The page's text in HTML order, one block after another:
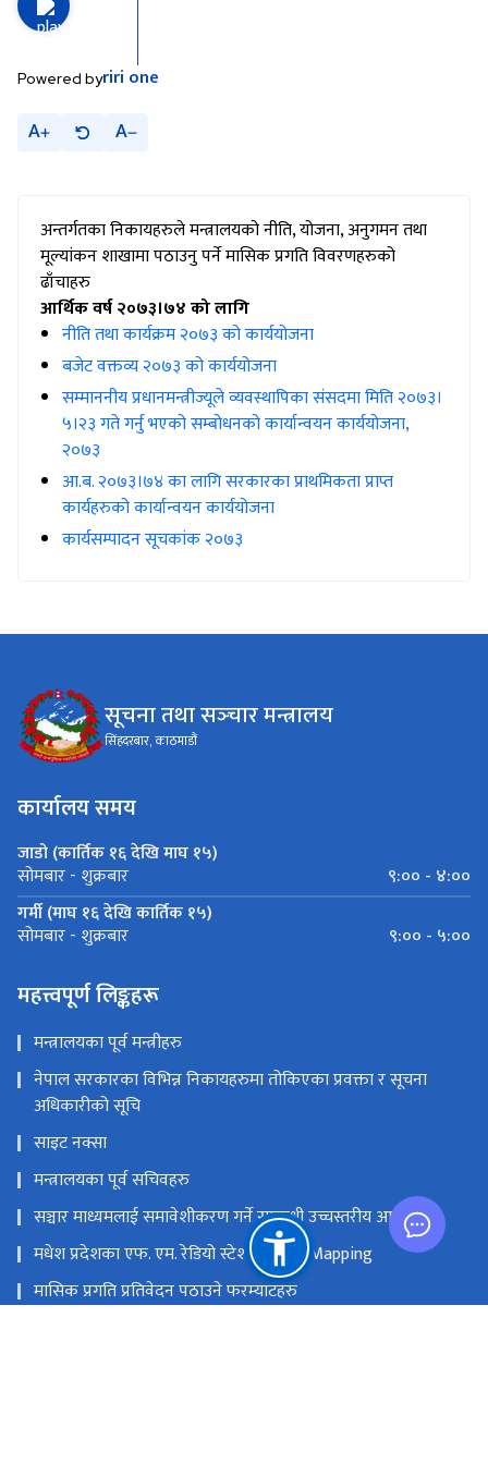
Powered byriri one
A A
अन्तर्गतका निकायहरुले मन्त्रालयको नीति, योजना, अनुगमन तथा
मूल्यांकन शाखामा पठाउनु पर्ने मासिक प्रगति विवरणहरुको
ढाँचाहरु
आर्थिक वर्ष २०७३।७४ को लागि
नीति तथा कार्यक्रम २०७३ को कार्ययोजना
बजेट वक्तव्य २०७३ को कार्ययोजना
सम्माननीय प्रधानमन्त्रीज्यूले व्यवस्थापिका संसदमा मिति २०७३।
५।२३ गते गर्नु भएको सम्बोधनको कार्यान्वयन कार्ययोजना,
२०७३
आ.ब. २०७३।७४ का लागि सरकारका प्राथमिकता प्राप्त
कार्यहरुको कार्यान्वयन कार्ययोजना
कार्यसम्पादन सूचकांक २०७३
सूचना तथा सञ्‍चार मन्त्रालय
सिंहदरबार, काठमाडौं
कार्यालय समय
जाडो (कार्तिक १६ देखि माघ १५)
सोमबार - शुक्रबार
९:०० - ४:००
गर्मी (माघ १६ देखि कार्तिक १५)
सोमबार - शुक्रबार ९:०० - ५:००
महत्त्वपूर्ण लिङ्कहरू
मन्त्रालयका पूर्व मन्त्रीहरु
नेपाल सरकारका विभिन्न निकायहरुमा तोकिएका प्रवक्ता र सूचना
अधिकारीको सूचि
साइट नक्सा
मन्त्रालयका पूर्व सचिवहरु
सञ्चार माध्यमलाई समावेशीकरण गर्ने सम्बन्धी उच्चस्तरीय आयोग
मधेश प्रदेशका एफ. एम. रेडियो स्टेशनको GIS Mapping
मासिक प्रगति प्रतिवेदन पठाउने फरम्याटहरु